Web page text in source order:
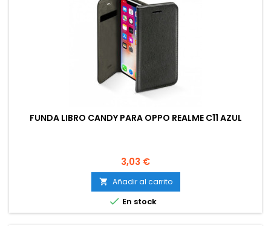
FUNDA LIBRO CANDY PARA OPPO REALME C11 AZUL
Precio
3,03 €
 Añadir al carrito
 En stock